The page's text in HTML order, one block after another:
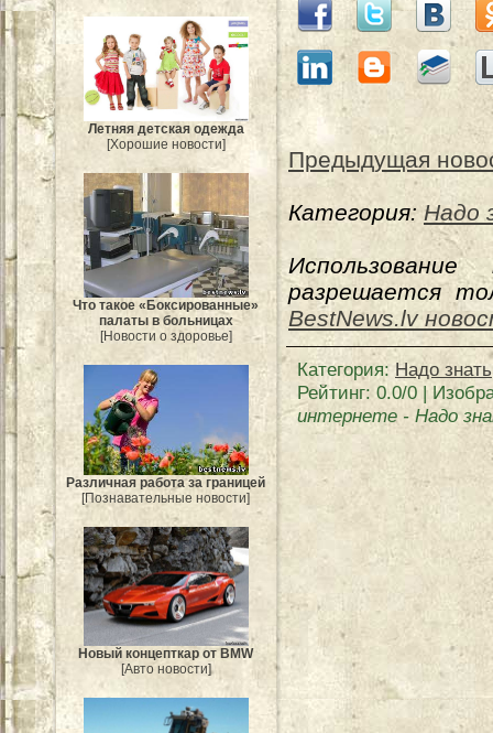
Летняя детская одежда
[Хорошие новости]
Что такое «Боксированные»
палаты в больницах
[Новости о здоровье]
Различная работа за границей
[Познавательные новости]
Новый концепткар от BMW
[Авто новости]
Предыдущая
Категория:Надо
разрешается
BestNews.lv
Категория: Надо знать
Рейтинг: 0.0/0 |
интернете - Надо